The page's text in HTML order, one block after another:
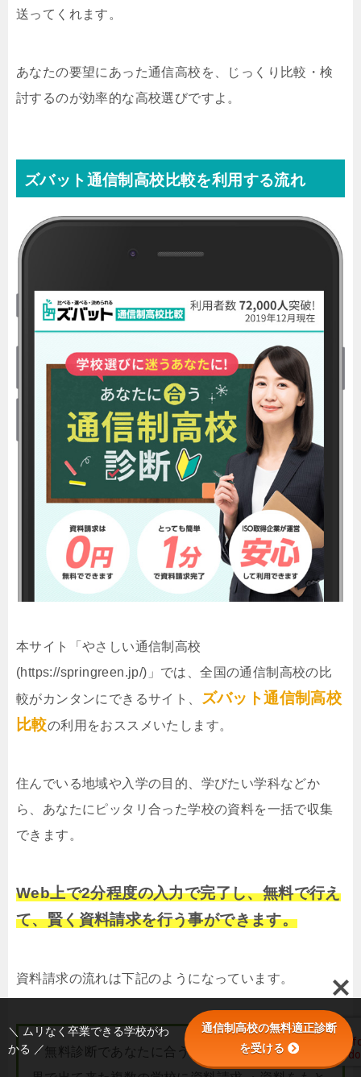
送ってくれます。
あなたの要望にあった通信高校を、じっくり比較・検
討するのが効率的な高校選びですよ。
ズバット通信制高校比較を利用する流れ
本サイト「やさしい通信制高校
(https://springreen.jp/)」では、全国の通信制高校の比
較がカンタンにできるサイト、
ズバット通信制高校
比較の利用をおススメいたします。
住んでいる地域や入学の目的、学びたい学科などか
ら、あなたにピッタリ合った学校の資料を一括で収集
できます。
Web上で2分程度の入力で完了し、無料で行え
て、賢く資料請求を行う事ができます。
資料請求の流れは下記のようになっています。
・無料診断であなたに合う学校を調べる ・診断結
＼ ムリなく卒業できる学校がわ
かる ／
通信制高校の無料適正診断
を受ける